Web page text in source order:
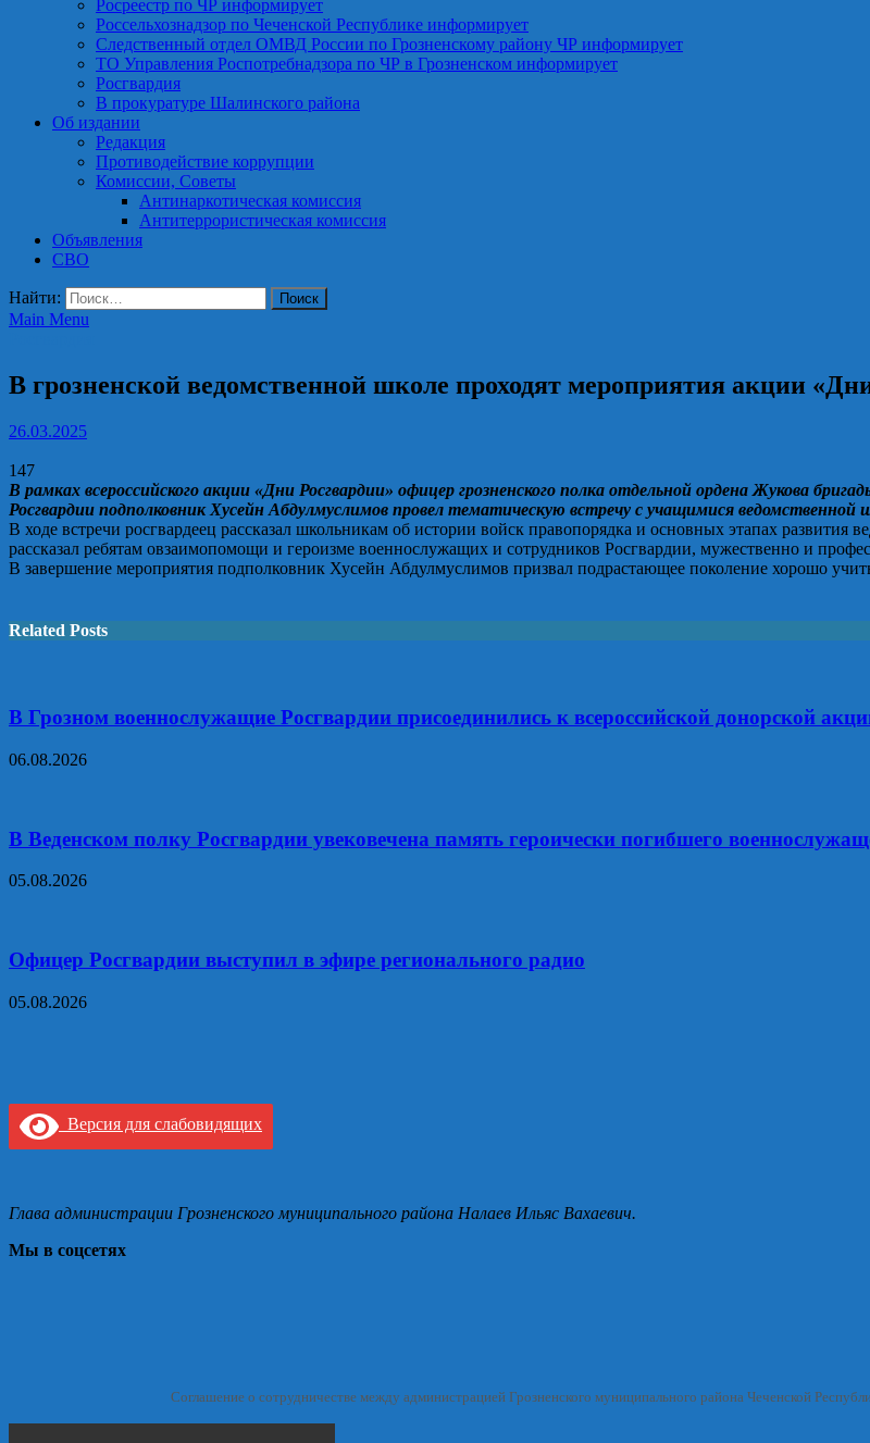
Росреестр по ЧР информирует
Россельхознадзор по Чеченской Республике информирует
Следственный отдел ОМВД России по Грозненскому району ЧР информирует
ТО Управления Роспотребнадзора по ЧР в Грозненском информирует
Росгвардия
В прокуратуре Шалинского района
Об издании
Редакция
Противодействие коррупции
Комиссии, Советы
Антинаркотическая комиссия
Антитеррористическая комиссия
Объявления
СВО
Найти:
Main Menu
В грозненской ведомственной школе проходят мероприятия акции
26.03.2025
147
В рамках всероссийского акции «Дни Росгвардии» офицер грозненского полка отдельной ордена Жукова
Росгвардии подполковник Хусейн Абдулмуслимов провел тематическую встречу с учащимися
В ходе встречи росгвардеец рассказал школьникам об истории войск правопорядка и основных этапах
рассказал ребятам овзаимопомощи и героизме военнослужащих и сотрудников Росгвардии, мужественно и
В завершение мероприятия подполковник Хусейн Абдулмуслимов призвал подрастающее поколение хорошо
Related Posts
В Грозном военнослужащие Росгвардии присоединились к всероссийской донорской
06.08.2026
В Веденском полку Росгвардии увековечена память героически погибшего
05.08.2026
Офицер Росгвардии выступил в эфире регионального радио
05.08.2026
Версия для слабовидящих
Глава администрации Грозненского муниципального района Налаев Ильяс Вахаевич.
Мы в соцсетях
Соглашение о сотрудничестве между администрацией Грозненского муниципального района Чеченской